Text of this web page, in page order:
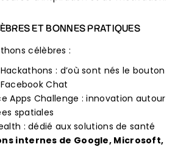
ET BONNES PRATIQUES
célèbres :
: d’où sont nés le bouton
Facebook Chat
Apps Challenge : innovation autour
spatiales
: dédié aux solutions de santé
internes de Google, Microsoft,